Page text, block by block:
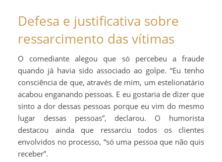
Defesa e justificativa sobre
ressarcimento das vítimas
O comediante alegou que só percebeu a fraude
quando já havia sido associado ao golpe. “Eu tenho
consciência de que, através de mim, um estelionatário
acabou enganando pessoas. E eu gostaria de dizer que
sinto a dor dessas pessoas porque eu vim do mesmo
lugar dessas pessoas”, declarou. O humorista
destacou ainda que ressarciu todos os clientes
envolvidos no processo, “só uma pessoa que não quis
receber”.